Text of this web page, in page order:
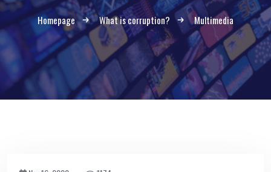
Homepage What is corruption? Multimedia